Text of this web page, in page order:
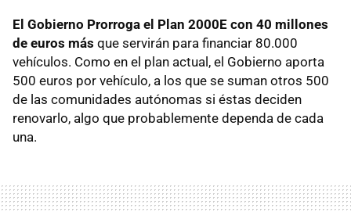
El Gobierno Prorroga el Plan 2000E con 40 millones
de euros más que servirán para financiar 80.000
vehículos. Como en el plan actual, el Gobierno aporta
500 euros por vehículo, a los que se suman otros 500
de las comunidades autónomas si éstas deciden
renovarlo, algo que probablemente dependa de cada
una.